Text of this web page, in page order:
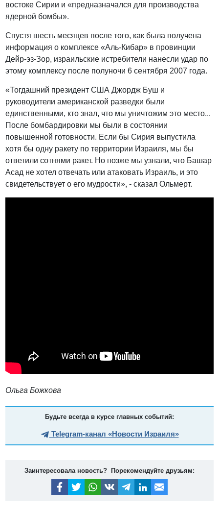
востоке Сирии и «предназначался для производства
ядерной бомбы».
Спустя шесть месяцев после того, как была получена
информация о комплексе «Аль-Кибар» в провинции
Дейр-эз-Зор, израильские истребители нанесли удар по
этому комплексу после полуночи 6 сентября 2007 года.
«Тогдашний президент США Джордж Буш и
руководители американской разведки были
единственными, кто знал, что мы уничтожим это место...
После бомбардировки мы были в состоянии
повышенной готовности. Если бы Сирия выпустила
хотя бы одну ракету по территории Израиля, мы бы
ответили сотнями ракет. Но позже мы узнали, что Башар
Асад не хотел отвечать или атаковать Израиль, и это
свидетельствует о его мудрости», - сказал Ольмерт.
Ольга Божкова
Будьте всегда в курсе главных событий:
Telegram-канал «Новости Израиля»
Заинтересовала новость? Порекомендуйте друзьям: